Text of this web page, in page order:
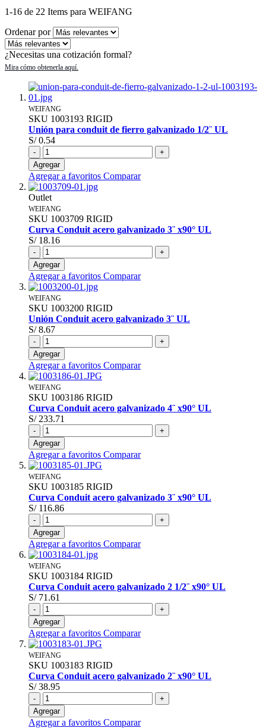
1-16 de 22 Items para WEIFANG
Ordenar por
¿Necesitas una cotización formal?
WEIFANG
SKU 1003193 RIGID
Unión para conduit de fierro galvanizado 1/2¨ UL
S/ 0.54
-
+
Agregar
Agregar a favoritos Comparar
Outlet
WEIFANG
SKU 1003709 RIGID
Curva Conduit acero galvanizado 3¨ x90° UL
S/ 18.16
-
+
Agregar
Agregar a favoritos Comparar
WEIFANG
SKU 1003200 RIGID
Unión Conduit acero galvanizado 3¨ UL
S/ 8.67
-
+
Agregar
Agregar a favoritos Comparar
WEIFANG
SKU 1003186 RIGID
Curva Conduit acero galvanizado 4¨ x90° UL
S/ 233.71
-
+
Agregar
Agregar a favoritos Comparar
WEIFANG
SKU 1003185 RIGID
Curva Conduit acero galvanizado 3¨ x90° UL
S/ 116.86
-
+
Agregar
Agregar a favoritos Comparar
WEIFANG
SKU 1003184 RIGID
Curva Conduit acero galvanizado 2 1/2¨ x90° UL
S/ 71.61
-
+
Agregar
Agregar a favoritos Comparar
WEIFANG
SKU 1003183 RIGID
Curva Conduit acero galvanizado 2¨ x90° UL
S/ 38.95
-
+
Agregar
Agregar a favoritos Comparar